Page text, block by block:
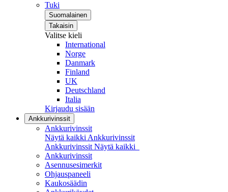
Tuki
Suomalainen
Takaisin
Valitse kieli
International
Norge
Danmark
Finland
UK
Deutschland
Italia
Kirjaudu sisään
Ankkurivinssit
Ankkurivinssit
Näytä kaikki Ankkurivinssit
Ankkurivinssit Näytä kaikki
Ankkurivinssit
Asennusesimerkit
Ohjauspaneeli
Kaukosäädin